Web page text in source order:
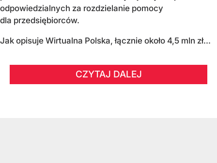
odpowiedzialnych za rozdzielanie pomocy
dla przedsiębiorców.
Jak opisuje Wirtualna Polska, łącznie około 4,5 mln zł...
CZYTAJ DALEJ